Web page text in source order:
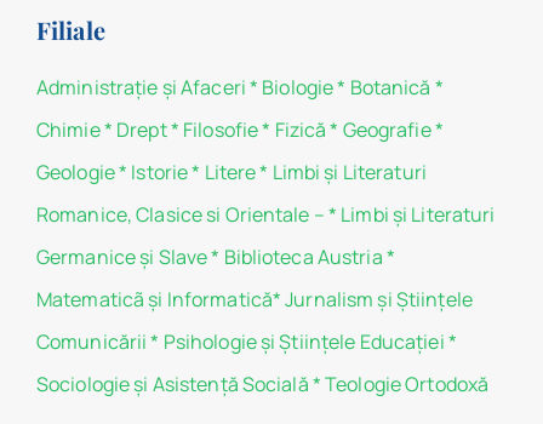
Filiale
Administraţie şi Afaceri* Biologie* Botanică *
Chimie* Drept* Filosofie* Fizică * Geografie*
Geologie* Istorie* Litere* Limbi și Literaturi
Romanice, Clasice si Orientale –* Limbi și Literaturi
Germanice şi Slave* Biblioteca Austria*
Matematicã și Informatică*Jurnalism şi Ştiinţele
Comunicării * Psihologie şi Ştiinţele Educaţiei*
Sociologie şi Asistenţă Socială*Teologie Ortodoxă